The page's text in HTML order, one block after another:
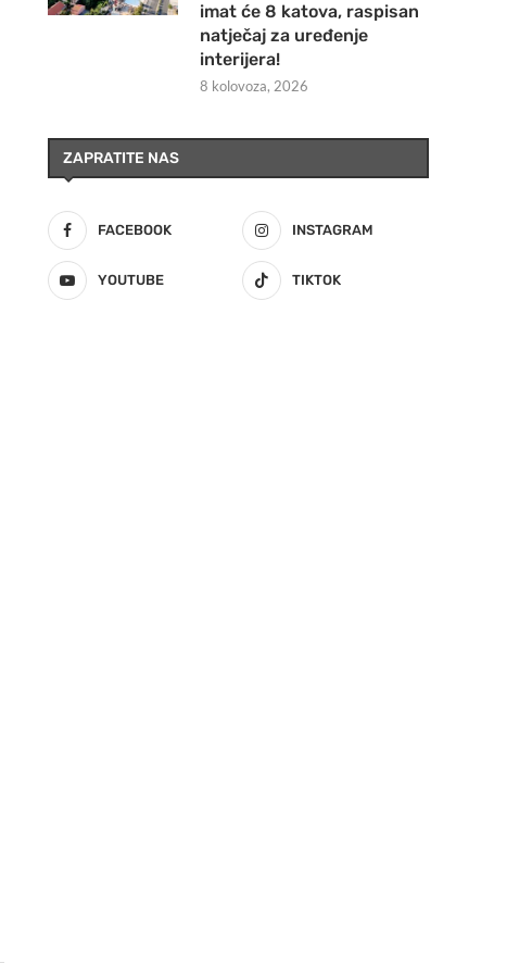
imat će 8 katova, raspisan
natječaj za uređenje
interijera!
8 kolovoza, 2026
ZAPRATITE NAS
FACEBOOK INSTAGRAM
YOUTUBE TIKTOK